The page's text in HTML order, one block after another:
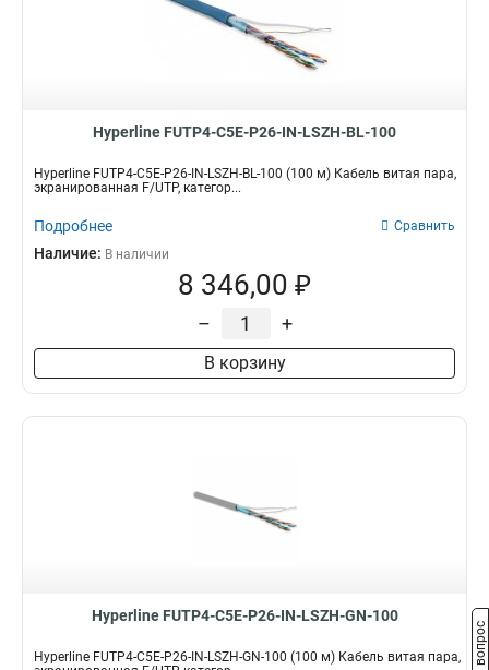
Hyperline FUTP4-C5E-P26-IN-LSZH-BL-100
Hyperline FUTP4-C5E-P26-IN-LSZH-BL-100 (100 м) Кабель витая пара,
экранированная F/UTP, категор...
Подробнее Сравнить
Наличие: В наличии
8 346,00 ₽
– +
В корзину
Hyperline FUTP4-C5E-P26-IN-LSZH-GN-100
Hyperline FUTP4-C5E-P26-IN-LSZH-GN-100 (100 м) Кабель витая пара,